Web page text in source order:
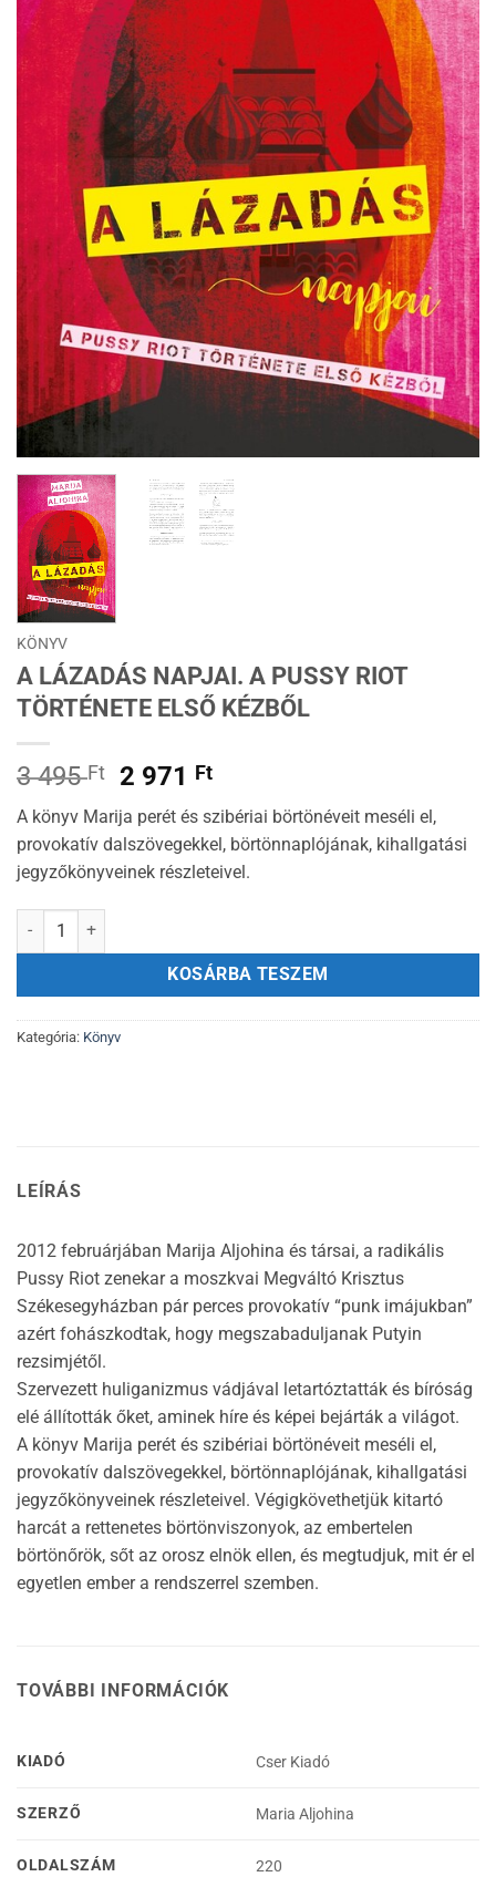
KÖNYV
A LÁZADÁS NAPJAI. A PUSSY RIOT
TÖRTÉNETE ELSŐ KÉZBŐL
3 495Ft
Original
price
was:
3
495 Ft.
2 971 FtCurrent
price
is:
2
971 Ft.
A könyv Marija perét és szibériai börtönéveit meséli el,
provokatív dalszövegekkel, börtönnaplójának, kihallgatási
jegyzőkönyveinek részleteivel.
A lázadás napjai. A Pussy Riot története első kézből mennyiség
KOSÁRBA TESZEM
Kategória: Könyv
LEÍRÁS
2012 februárjában Marija Aljohina és társai, a radikális
Pussy Riot zenekar a moszkvai Megváltó Krisztus
Székesegyházban pár perces provokatív “punk imájukban”
azért fohászkodtak, hogy megszabaduljanak Putyin
rezsimjétől.
Szervezett huliganizmus vádjával letartóztatták és bíróság
elé állították őket, aminek híre és képei bejárták a világot.
A könyv Marija perét és szibériai börtönéveit meséli el,
provokatív dalszövegekkel, börtönnaplójának, kihallgatási
jegyzőkönyveinek részleteivel. Végigkövethetjük kitartó
harcát a rettenetes börtönviszonyok, az embertelen
börtönőrök, sőt az orosz elnök ellen, és megtudjuk, mit ér el
egyetlen ember a rendszerrel szemben.
TOVÁBBI INFORMÁCIÓK
KIADÓ Cser Kiadó
SZERZŐ Maria Aljohina
OLDALSZÁM 220